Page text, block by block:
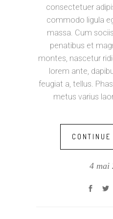
consectetuer
commodo ligula
massa. Cum
penatibus et
montes, nascetur
lorem ante,
feugiat a, tellus.
metus varius
CONTINUE
4 mai